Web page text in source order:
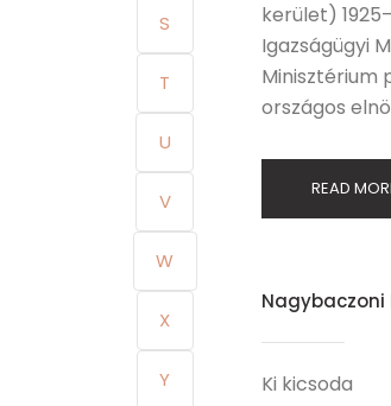
S
T
U
V
W
X
Y
kerület)
Igazságügyi
Minisztérium
országos
READ
Nagybaczoni
Ki kicsoda